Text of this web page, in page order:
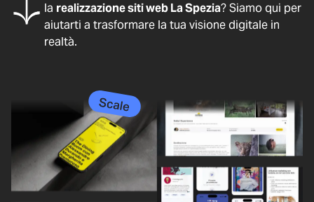
la realizzazione siti web La Spezia? Siamo qui per
aiutarti a trasformare la tua visione digitale in
realtà.